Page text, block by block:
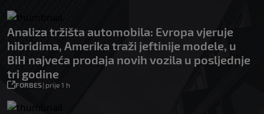
Analiza tržišta automobila: Evropa vjeruje
hibridima, Amerika traži jeftinije modele, u
BiH najveća prodaja novih vozila u posljednje
tri godine
FORBES| prije 1 h